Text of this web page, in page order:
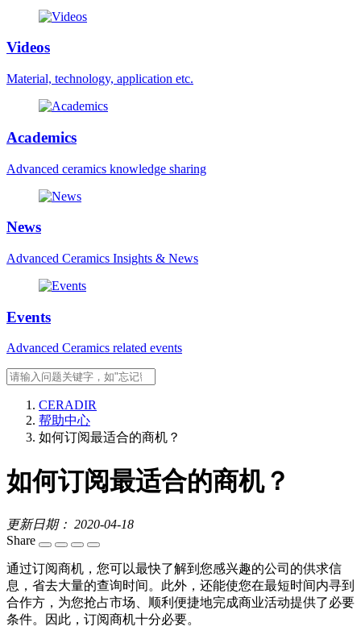
Videos
Material, technology, application etc.
Academics
Advanced ceramics knowledge sharing
News
Advanced Ceramics Insights & News
Events
Advanced Ceramics related events
CERADIR
帮助中心
如何订阅最适合的商机？
如何订阅最适合的商机？
更新日期： 2020-04-18
Share
通过订阅商机，您可以最快了解到您感兴趣的公司的供求信
息，省去大量的查询时间。此外，还能使您在最短时间内寻到
合作方，为您抢占市场、顺利便捷地完成商业活动提供了必要
条件。因此，订阅商机十分必要。